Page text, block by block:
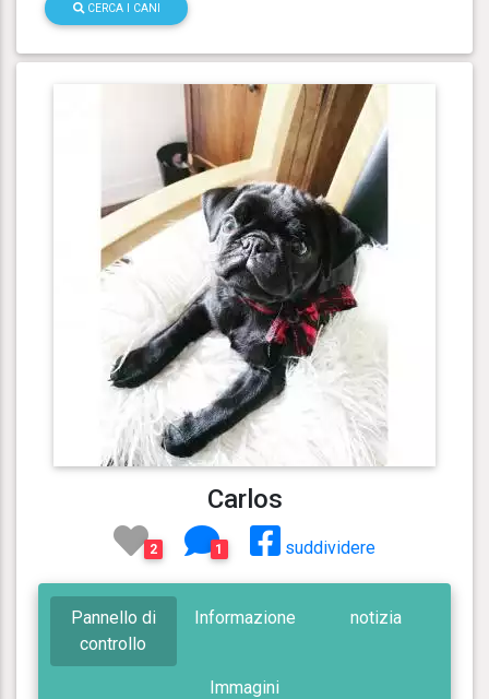
CERCA I CANI
Carlos
2 1 suddividere
Pannello di
controllo
Informazione notizia
Immagini